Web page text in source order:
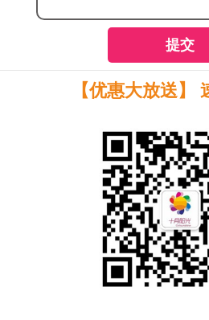
提交
【优惠大放送】